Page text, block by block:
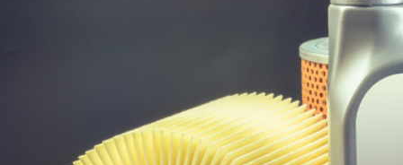
Barre
Barre
Robot
Bras
Cardan